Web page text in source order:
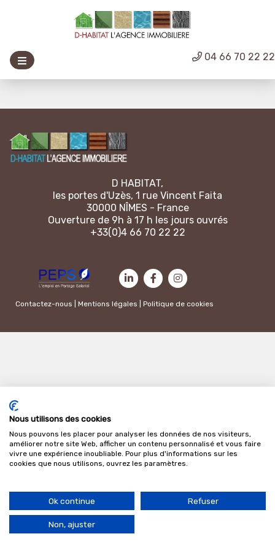
04 66 70 22 22
D HABITAT,
les portes d'Uzès, 1 rue Vincent Faita
30000 NÎMES - France
Ouverture de 9h à 17 h les jours ouvrés
+33(0)4 66 70 22 22
Contactez-nous |Mentions légales |Politique de cookies
Nous utilisons des cookies
Nous pouvons les placer pour analyser les données de nos visiteurs,
améliorer notre site Web, afficher un contenu personnalisé et vous faire
vivre une expérience inoubliable. Pour plus d'informations sur les
cookies que nous utilisons, ouvrez les paramètres.
Ok continue Refuser
Non, ajuster